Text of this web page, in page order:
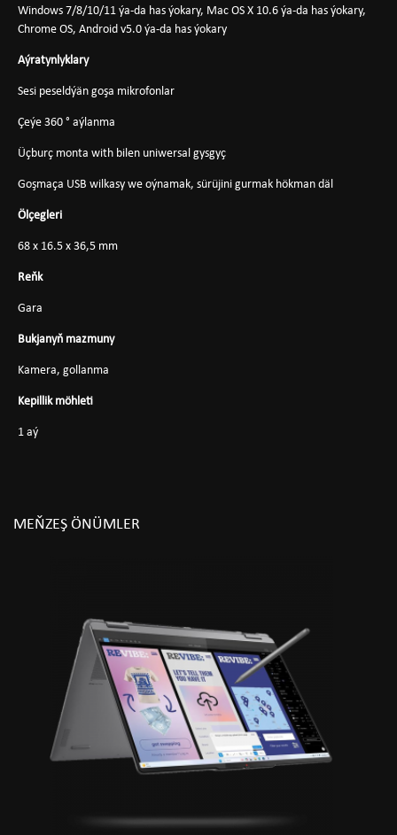
Windows 7/8/10/11 ýa-da has ýokary, Mac OS X 10.6 ýa-da has ýokary,
Chrome OS, Android v5.0 ýa-da has ýokary
Aýratynlyklary
Sesi peseldýän goşa mikrofonlar
Çeýe 360 ​​° aýlanma
Üçburç monta with bilen uniwersal gysgyç
Goşmaça USB wilkasy we oýnamak, sürüjini gurmak hökman däl
Ölçegleri
68 x 16.5 x 36,5 mm
Reňk
Gara
Bukjanyň mazmuny
Kamera, gollanma
Kepillik möhleti
1 aý
MEŇZEŞ ÖNÜMLER